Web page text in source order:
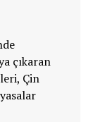
çıkaran
Çin